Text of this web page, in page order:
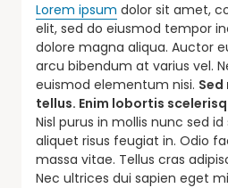
Lorem ipsum dolor sit amet,
elit, sed do eiusmod tempor
dolore magna aliqua. Auctor
arcu bibendum at varius vel.
euismod elementum nisi.
tellus. Enim lobortis
Nisl purus in mollis nunc sed
aliquet risus feugiat in. Odio
massa vitae. Tellus cras
Nec ultrices dui sapien eget